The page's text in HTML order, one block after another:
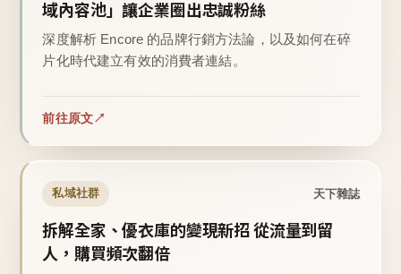
域內容池」讓企業圈出忠誠粉絲
深度解析 Encore 的品牌行銷方法論，以及如何在碎
片化時代建立有效的消費者連結。
前往原文
私域社群 天下雜誌
拆解全家、優衣庫的變現新招 從流量到留
人，購買頻次翻倍